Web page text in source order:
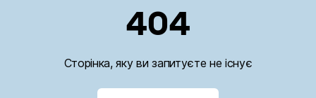
404
Сторінка, яку ви запитуєте не існує